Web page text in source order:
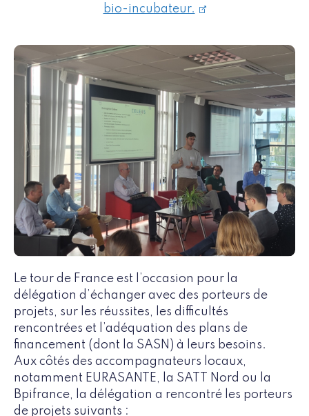
bio-incubateur.
Le tour de France est l’occasion pour la
délégation d’échanger avec des porteurs de
projets, sur les réussites, les difficultés
rencontrées et l’adéquation des plans de
financement (dont la SASN) à leurs besoins.
Aux côtés des accompagnateurs locaux,
notamment EURASANTE, la SATT Nord ou la
Bpifrance, la délégation a rencontré les porteurs
de projets suivants :